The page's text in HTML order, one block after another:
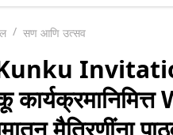
सण आणि उत्सव